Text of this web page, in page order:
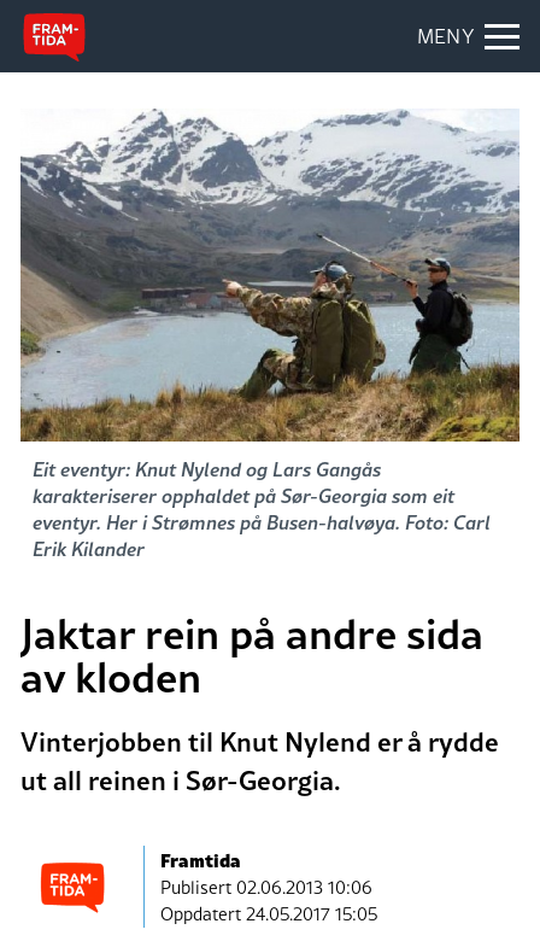
MENY
Eit eventyr: Knut Nylend og Lars Gangås
karakteriserer opphaldet på Sør-Georgia som eit
eventyr. Her i Strømnes på Busen-halvøya. Foto: Carl
Erik Kilander
Jaktar rein på andre sida
av kloden
Vinterjobben til Knut Nylend er å rydde
ut all reinen i Sør-Georgia.
Framtida
Publisert02.06.2013 10:06
Oppdatert 24.05.2017 15:05